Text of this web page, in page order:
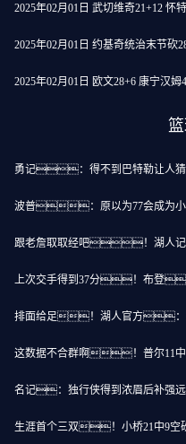
2025年02月01日 武切维奇21+12 怀
2025年02月01日 约基奇统治末节砍
2025年02月01日 欧文28+6 康宁汉
勇记：得不到巴特勒让人猜
波普：原以为77会成为小
跟老詹取取经吧！湖人记
上次交手得到37分！布登
排面给足！湖人官方：
这数据不合群啊！普尔11中
名记：独行侠得到浓眉后补强
生涯首个三双！小桥21中9空